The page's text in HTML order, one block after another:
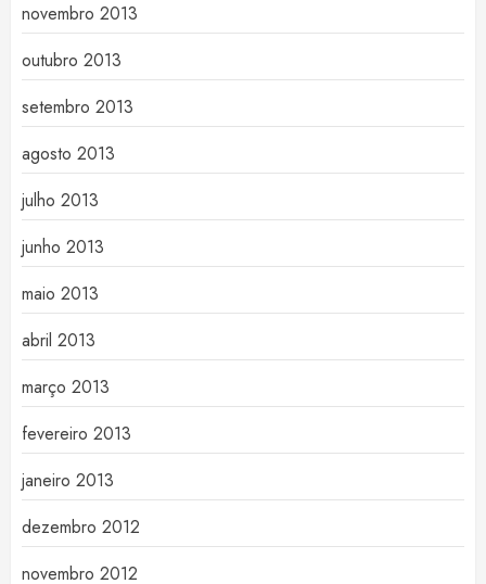
novembro 2013
outubro 2013
setembro 2013
agosto 2013
julho 2013
junho 2013
maio 2013
abril 2013
março 2013
fevereiro 2013
janeiro 2013
dezembro 2012
novembro 2012